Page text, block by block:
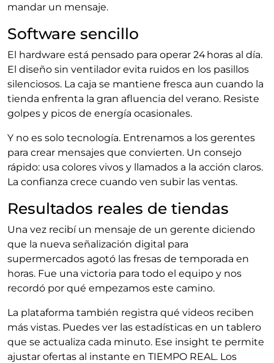
mandar un mensaje.
Software sencillo
El hardware está pensado para operar 24 horas al día.
El diseño sin ventilador evita ruidos en los pasillos
silenciosos. La caja se mantiene fresca aun cuando la
tienda enfrenta la gran afluencia del verano. Resiste
golpes y picos de energía ocasionales.
Y no es solo tecnología. Entrenamos a los gerentes
para crear mensajes que convierten. Un consejo
rápido: usa colores vivos y llamados a la acción claros.
La confianza crece cuando ven subir las ventas.
Resultados reales de tiendas
Una vez recibí un mensaje de un gerente diciendo
que la nueva señalización digital para
supermercados agotó las fresas de temporada en
horas. Fue una victoria para todo el equipo y nos
recordó por qué empezamos este camino.
La plataforma también registra qué videos reciben
más vistas. Puedes ver las estadísticas en un tablero
que se actualiza cada minuto. Ese insight te permite
ajustar ofertas al instante en TIEMPO REAL. Los